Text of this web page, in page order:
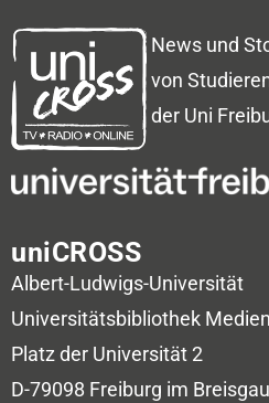
News und
von
der Uni
uniCROSS
Albert-Ludwigs-Universität
Universitätsbibliothek
Platz der Universität 2
D-79098 Freiburg im Breisgau